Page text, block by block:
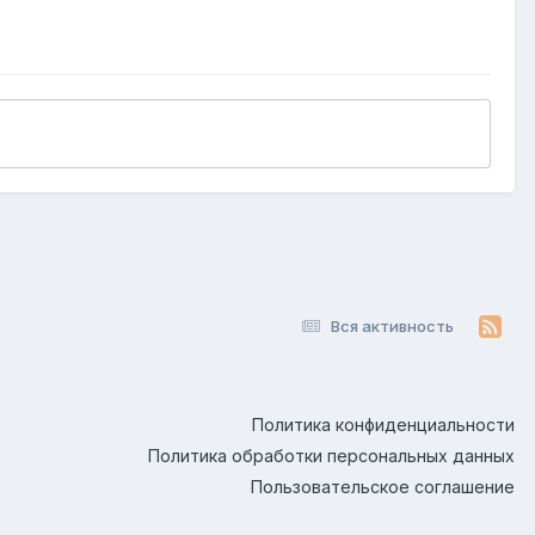
Вся активность
Политика конфиденциальности
Политика обработки персональных данных
Пользовательское соглашение